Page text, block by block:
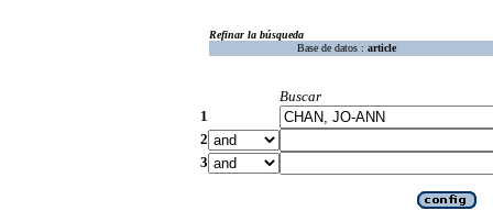
Refinar la búsqueda
Base de datos : article
Buscar
1
2
3